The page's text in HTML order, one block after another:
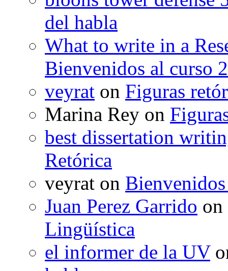
del habla
What to write in a
Bienvenidos al curso
veyrat on Figuras
Marina Rey on
best dissertation
Retórica
veyrat on
Juan Perez Garrido on
Lingüística
el informer de la UV